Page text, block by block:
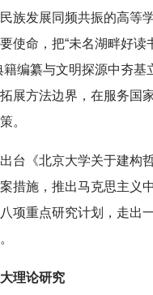
族发展同频共振的高等
使命，把“未名湖畔好读
籍编纂与文明探源中夯
展方法边界，在服务国
。
台《北京大学关于建构
措施，推出马克思主义
项重点研究计划，走出
理论研究